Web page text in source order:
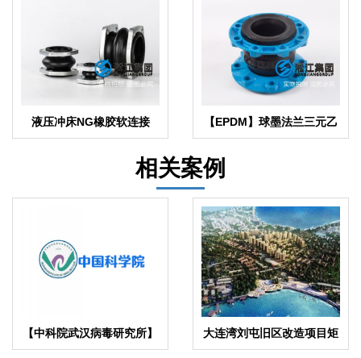
液压冲床NG橡胶软连接
【EPDM】球墨法兰三元乙
丙橡胶柔性接头
相关案例
【中科院武汉病毒研究所】
EPDM橡胶避震喉合同
大连湾刘屯旧区改造项目矩
阵式弹簧减震器合同